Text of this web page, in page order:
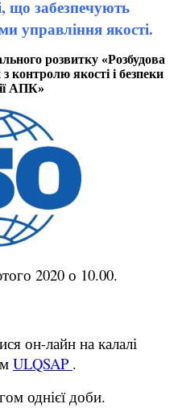
що забезпечують
управління якості.
розвитку «Розбудова
контролю якості і безпеки
АПК»
2020 о 10.00.
он-лайн на калалі
ULQSAP .
однієї доби.